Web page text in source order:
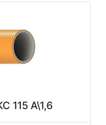
115 А\1,6